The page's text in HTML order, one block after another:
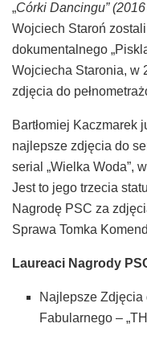
„Córki Dancingu” (2016
Wojciech Staroń
dokumentalnego
Wojciecha Staronia, w
zdjęcia do
Bartłomiej Kaczmarek
najlepsze zdjęcia do
serial „Wielka Woda”,
Jest to jego trzecia
Nagrodę PSC za
Sprawa Tomka
Laureaci Nagrody
Najlepsze Zdjęcia
Fabularnego –